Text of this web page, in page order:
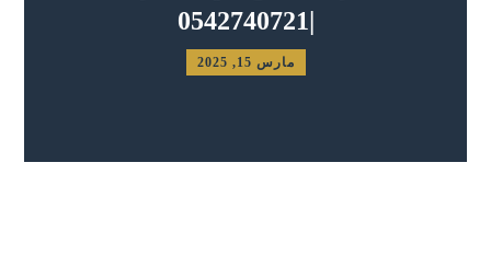
|0542740721
مارس 15, 2025